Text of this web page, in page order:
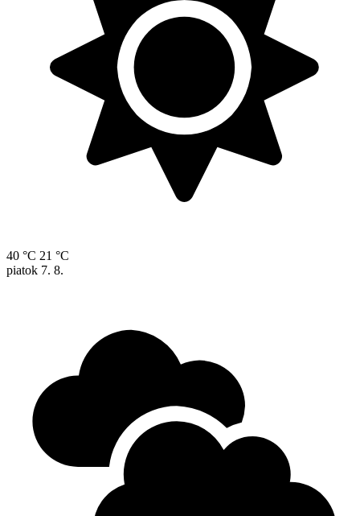
40 °C 21 °C
piatok 7. 8.